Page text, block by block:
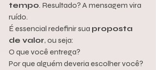
tempo. Resultado? A mensagem vira
ruído.
É essencial redefinir sua proposta
de valor, ou seja:
O que você entrega?
Por que alguém deveria escolher você?